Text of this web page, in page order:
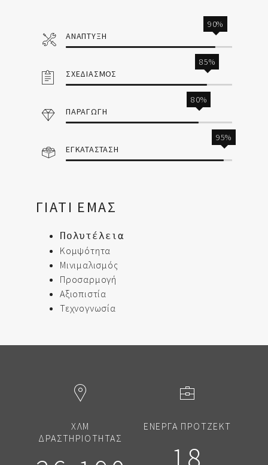
ΑΝΑΠΤΥΞΗ
90%
ΣΧΕΔΙΑΣΜΟΣ
85%
ΠΑΡΑΓΩΓΗ
80%
ΕΓΚΑΤΑΣΤΑΣΗ
95%
ΓΙΑΤΙ ΕΜΑΣ
Πολυτέλεια
Κομψότητα
Μινιμαλισμός
Προσαρμογή
Αξιοπιστία
Τεχνογνωσία
ΧΛΜ
ΔΡΑΣΤΗΡΙΟΤΗΤΑΣ
ΕΝΕΡΓΑ ΠΡΟΤΖΕΚΤ
18